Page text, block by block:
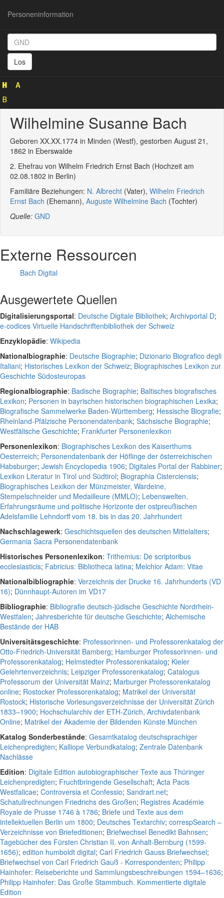
Personeninformation
Los
Personeninformation
1169245455)
Wilhelmine Susanne Bach
Geboren XX.XX.1774 in Minden (Westf), gestorben August 21,
1862 in Eberswalde
2. Ehefrau von Wilhelm Friedrich Ernst Bach (Hochzeit am
02.08.1802 in Berlin)
Familiäre Beziehungen: N. Albrecht (Vater), Wilhelm Friedrich
Ernst Bach (Ehemann), Auguste Wilhelmine Bach (Tochter)
Quelle: GND
Externe Ressourcen
Bach Digital
Ausgewertete Quellen
Digitalisierungsportal: Deutsche Digitale Bibliothek; Archivportal D;
e-codices Virtuelle Handschriftenbibliothek der Schweiz
Enzyklopädie: Wikipedia
Nationalbiographie: Deutsche Biographie; Dizionario Biografico degli
Italiani; Historisches Lexikon der Schweiz; Biographisches Lexikon zur
Geschichte Südosteuropas
Regionalbiographie: Badische Biographie; Baltisches biografisches
Lexikon; Personen in bayrischen historischen biographischen Lexika;
Biografische Sammelwerke Baden-Württemberg; Hessische Biografie;
Rheinland-Pfälzische Personendatenbank; Sächsische Biographie;
Westfälische Geschichte; Frankfurter Personenlexikon
Personenlexikon: Biographisches Lexikon des Kaiserthums
Oesterreich; Personendatenbank der Höflinge der österreichischen
Habsburger; Jewish Encyclopedia 1906; Digitales Portal der Rabbiner;
Lexikon Literatur in Tirol und Südtirol; Biographia Cisterciensis;
Biographisches Lexikon der Münzmeister, Wardeine,
Stempelschneider und Medailleure (MMLO); Lebenswelten,
Erfahrungsräume und politische Horizonte der ostpreußischen
Adelsfamilie Lehndorff vom 18. bis in das 20. Jahrhundert
Nachschlagewerk: Geschichtsquellen des deutschen Mittelalters;
Germania Sacra Personendatenbank
Historisches Personenlexikon: Trithemius: De scriptoribus
ecclesiasticis; Fabricius: Bibliotheca latina; Melchior Adam: Vitae
Nationalbibliographie: Verzeichnis der Drucke 16. Jahrhunderts (VD
16); Dünnhaupt-Autoren im VD17
Bibliographie: Bibliografie deutsch-jüdische Geschichte Nordrhein-
Westfalen; Jahresberichte für deutsche Geschichte; Alchemische
Bestände der HAB
Universitätsgeschichte: Professorinnen- und Professorenkatalog der
Otto-Friedrich-Universität Bamberg; Hamburger Professorinnen- und
Professorenkatalog; Helmstedter Professorenkatalog; Kieler
Gelehrtenverzeichnis; Leipziger Professorenkatalog; Catalogus
Professorum der Universität Mainz; Marburger Professorenkatalog
online; Rostocker Professorenkatalog; Matrikel der Universität
Rostock; Historische Vorlesungsverzeichnisse der Universität Zürich
1833–1900; Hochschularchiv der ETH-Zürich, Archivdatenbank
Online; Matrikel der Akademie der Bildenden Künste München
Katalog Sonderbestände: Gesamtkatalog deutschsprachiger
Leichenpredigten; Kalliope Verbundkatalog; Zentrale Datenbank
Nachlässe
Edition: Digitale Edition autobiographischer Texte aus Thüringer
Leichenpredigten; Fruchtbringende Gesellschaft; Acta Pacis
Westfalicae; Controversia et Confessio; Sandrart.net;
Schatullrechnungen Friedrichs des Großen; Registres Académie
Royale de Prusse 1746 à 1786; Briefe und Texte aus dem
intellektuellen Berlin um 1800; Deutsches Textarchiv; correspSearch –
Verzeichnisse von Briefeditionen; Briefwechsel Benedikt Bahnsen;
Tagebücher des Fürsten Christian II. von Anhalt-Bernburg (1599-
1656); edition humboldt digital; Carl Friedrich Gauss Briefwechsel;
Briefwechsel von Carl Friedrich Gauß - Korrespondenten; Philipp
Hainhofer: Reiseberichte und Sammlungsbeschreibungen 1594–1636;
Philipp Hainhofer: Das Große Stammbuch. Kommentierte digitale
Edition